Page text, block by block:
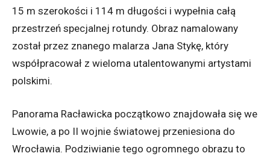
15 m szerokości i 114 m długości i wypełnia całą
przestrzeń specjalnej rotundy. Obraz namalowany
został przez znanego malarza Jana Stykę, który
współpracował z wieloma utalentowanymi artystami
polskimi.
Panorama Racławicka początkowo znajdowała się we
Lwowie, a po II wojnie światowej przeniesiona do
Wrocławia. Podziwianie tego ogromnego obrazu to